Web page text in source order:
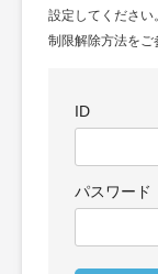
設定してくださ
制限解除方法を
ID
パスワード